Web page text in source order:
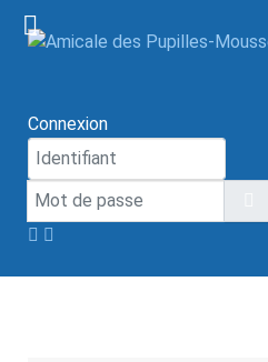
Connexion
Mot de passe